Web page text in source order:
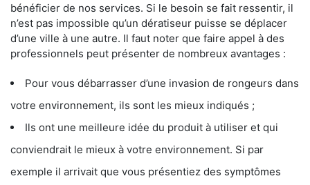
bénéficier de nos services. Si le besoin se fait ressentir, il
n’est pas impossible qu’un dératiseur puisse se déplacer
d’une ville à une autre. Il faut noter que faire appel à des
professionnels peut présenter de nombreux avantages :
Pour vous débarrasser d’une invasion de rongeurs dans
votre environnement, ils sont les mieux indiqués ;
Ils ont une meilleure idée du produit à utiliser et qui
conviendrait le mieux à votre environnement. Si par
exemple il arrivait que vous présentiez des symptômes